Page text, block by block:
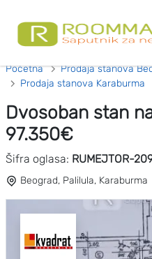
Početna Prodaja stanova
Prodaja stanova Karaburma
Dvosoban stan
97.350€
Šifra oglasa: RUMEJTOR-
Beograd, Palilula, Karaburma